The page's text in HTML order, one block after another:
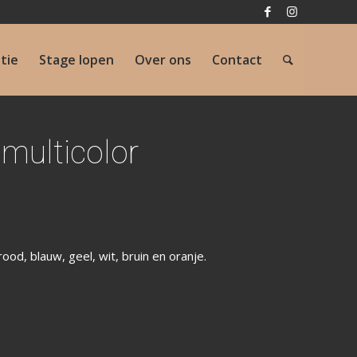
Stage lopen Over ons Contact
blauw, geel, wit, bruin en oranje.